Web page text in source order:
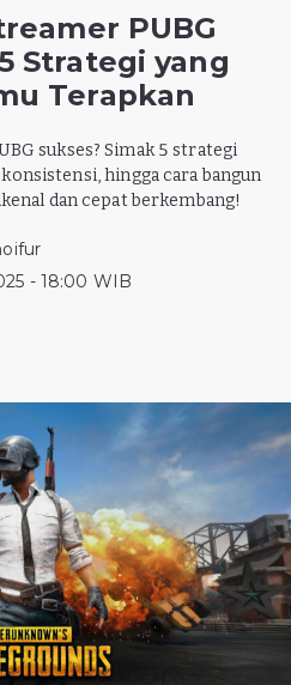
PUBG
Strategi yang
Terapkan
sukses? Simak 5 strategi
hingga cara bangun
dan cepat berkembang!
- 18:00 WIB